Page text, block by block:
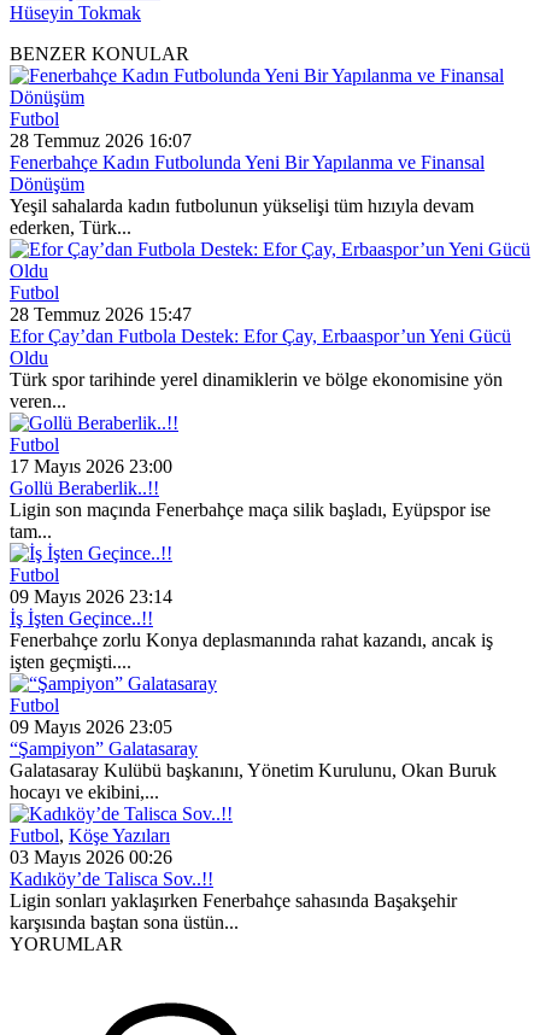
Hüseyin Tokmak
BENZER KONULAR
Futbol
28 Temmuz 2026 16:07
Fenerbahçe Kadın Futbolunda Yeni Bir Yapılanma ve Finansal
Dönüşüm
Yeşil sahalarda kadın futbolunun yükselişi tüm hızıyla devam
ederken, Türk...
Futbol
28 Temmuz 2026 15:47
Efor Çay’dan Futbola Destek: Efor Çay, Erbaaspor’un Yeni Gücü
Oldu
Türk spor tarihinde yerel dinamiklerin ve bölge ekonomisine yön
veren...
Futbol
17 Mayıs 2026 23:00
Gollü Beraberlik..!!
Ligin son maçında Fenerbahçe maça silik başladı, Eyüpspor ise
tam...
Futbol
09 Mayıs 2026 23:14
İş İşten Geçince..!!
Fenerbahçe zorlu Konya deplasmanında rahat kazandı, ancak iş
işten geçmişti....
Futbol
09 Mayıs 2026 23:05
“Şampiyon” Galatasaray
Galatasaray Kulübü başkanını, Yönetim Kurulunu, Okan Buruk
hocayı ve ekibini,...
Futbol, Köşe Yazıları
03 Mayıs 2026 00:26
Kadıköy’de Talisca Sov..!!
Ligin sonları yaklaşırken Fenerbahçe sahasında Başakşehir
karşısında baştan sona üstün...
YORUMLAR